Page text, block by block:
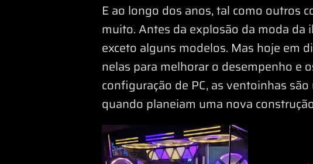
E ao longo dos anos, tal como outros
muito. Antes da explosão da moda da
exceto alguns modelos. Mas hoje em
nelas para melhorar o desempenho e
configuração de PC, as ventoinhas
quando planeiam uma nova